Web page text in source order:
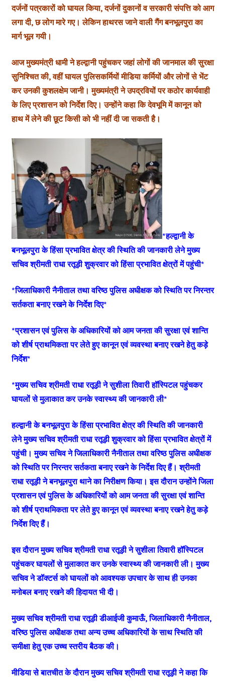
दर्जनों पत्रकारों को घायल किया, दर्जनों दुकानों व सरकारी संपत्ति को आग
लगा दी, छ लोग मारे गए। लेकिन हाथरस जाने वाली गैंग बनभूलपुरा का
मार्ग भूल गयी।
आज मुख्यमंत्री धामी ने हल्द्वानी पहुंचकर जहां लोगों की जानमाल की सुरक्षा
सुनिश्चित की, वहीं घायल पुलिसकर्मियों मीडिया कर्मियों और लोगों से भेंट
कर उनकी कुशलक्षेम जानी। मुख्यमंत्री ने उपद्रवियों पर कठोर कार्यवाही
के लिए प्रशासन को निर्देश दिए। उन्होंने कहा कि देवभूमि में कानून को
हाथ में लेने की छूट किसी को भी नहीं दी जा सकती है।
*हल्द्वानी के
बनभूलपुरा के हिंसा प्रभावित क्षेत्र की स्थिति की जानकारी लेने मुख्य
सचिव श्रीमती राधा रतूड़ी शुक्रवार को हिंसा प्रभावित क्षेत्रों में पहुंची*
*जिलाधिकारी नैनीताल तथा वरिष्ठ पुलिस अधीक्षक को स्थिति पर निरन्तर
सर्तकता बनाए रखने के निर्देश दिए*
*प्रशासन एवं पुलिस के अधिकारियों को आम जनता की सुरक्षा एवं शान्ति
को शीर्ष प्राथमिकता पर लेते हुए कानून एवं व्यवस्था बनाए रखने हेतु कड़े
निर्देश*
*मुख्य सचिव श्रीमती राधा रतूड़ी ने सुशीला तिवारी हॉस्पिटल पहुंचकर
घायलों से मुलाकात कर उनके स्वास्थ्य की जानकारी ली*
हल्द्वानी के बनभूलपुरा के हिंसा प्रभावित क्षेत्र की स्थिति की जानकारी
लेने मुख्य सचिव श्रीमती राधा रतूड़ी शुक्रवार को हिंसा प्रभावित क्षेत्रों में
पहुंची। मुख्य सचिव ने जिलाधिकारी नैनीताल तथा वरिष्ठ पुलिस अधीक्षक
को स्थिति पर निरन्तर सर्तकता बनाए रखने के निर्देश दिए हैं। श्रीमती
राधा रतूड़ी ने बनभूलपुरा थाने का निरीक्षण किया। इस दौरान उन्होंने जिला
प्रशासन एवं पुलिस के अधिकारियों को आम जनता की सुरक्षा एवं शान्ति
को शीर्ष प्राथमिकता पर लेते हुए कानून एवं व्यवस्था बनाए रखने हेतु कड़े
निर्देश दिए हैं।
इस दौरान मुख्य सचिव श्रीमती राधा रतूड़ी ने सुशीला तिवारी हॉस्पिटल
पहुंचकर घायलों से मुलाकात कर उनके स्वास्थ्य की जानकारी ली। मुख्य
सचिव ने डॉक्टर्स को घायलों को आवश्यक उपचार के साथ ही उनका
मनोबल बनाए रखने की हिदायत भी दी।
मुख्य सचिव श्रीमती राधा रतूड़ी डीआईजी कुमाऊँ, जिलाधिकारी नैनीताल,
वरिष्ठ पुलिस अधीक्षक तथा अन्य उच्च अधिकारियों के साथ स्थिति की
समीक्षा हेतु एक उच्च स्तरीय बैठक की।
मीडिया से बातचीत के दौरान मुख्य सचिव श्रीमती राधा रतूड़ी ने कहा कि